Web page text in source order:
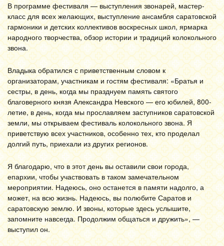
В программе фестиваля — выступления звонарей, мастер-
класс для всех желающих, выступление ансамбля саратовской
гармоники и детских коллективов воскресных школ, ярмарка
народного творчества, обзор истории и традиций колокольного
звона.
Владыка обратился с приветственным словом к
организаторам, участникам и гостям фестиваля: «Братья и
сестры, в день, когда мы празднуем память святого
благоверного князя Александра Невского — его юбилей, 800-
летие, в день, когда мы прославляем заступников саратовской
земли, мы открываем фестиваль колокольного звона. Я
приветствую всех участников, особенно тех, кто проделал
долгий путь, приехали из других регионов.
Я благодарю, что в этот день вы оставили свои города,
епархии, чтобы участвовать в таком замечательном
мероприятии. Надеюсь, оно останется в памяти надолго, а
может, на всю жизнь. Надеюсь, вы полюбите Саратов и
саратовскую землю. И звоны, которые здесь услышите,
запомните навсегда. Продолжим общаться и дружить», —
выступил он.